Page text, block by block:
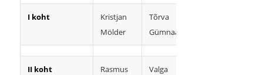
I koht
Kristjan
Mölder
Tõrva
Gümnaasium
II koht
Rasmus
Valga